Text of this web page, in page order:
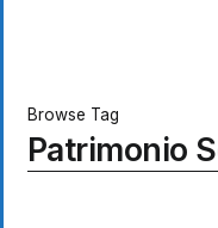
Browse Tag
Patrimonio